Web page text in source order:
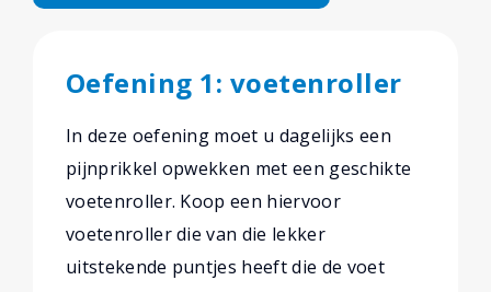
Oefening 1: voetenroller
In deze oefening moet u dagelijks een
pijnprikkel opwekken met een geschikte
voetenroller. Koop een hiervoor
voetenroller die van die lekker
uitstekende puntjes heeft die de voet